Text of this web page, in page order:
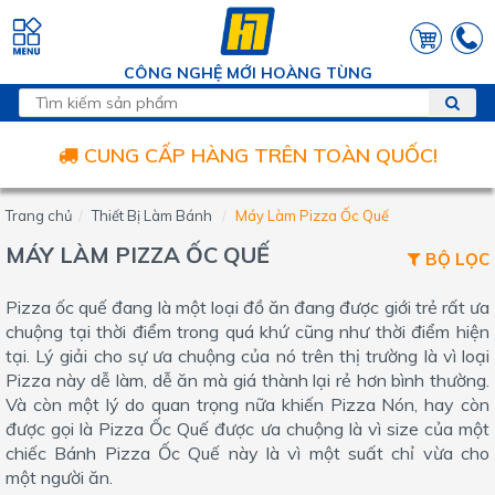
CÔNG NGHỆ MỚI HOÀNG TÙNG
CUNG CẤP HÀNG TRÊN TOÀN QUỐC!
Trang chủ Thiết Bị Làm Bánh Máy Làm Pizza Ốc Quế
MÁY LÀM PIZZA ỐC QUẾ BỘ LỌC
Pizza ốc quế đang là một loại đồ ăn đang được giới trẻ rất ưa
chuộng tại thời điểm trong quá khứ cũng như thời điểm hiện
tại. Lý giải cho sự ưa chuộng của nó trên thị trường là vì loại
Pizza này dễ làm, dễ ăn mà giá thành lại rẻ hơn bình thường.
Và còn một lý do quan trọng nữa khiến Pizza Nón, hay còn
được gọi là Pizza Ốc Quế được ưa chuộng là vì size của một
chiếc Bánh Pizza Ốc Quế này là vì một suất chỉ vừa cho
một người ăn.